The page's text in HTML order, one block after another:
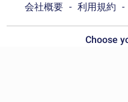
会社概要
利用規約
Choose